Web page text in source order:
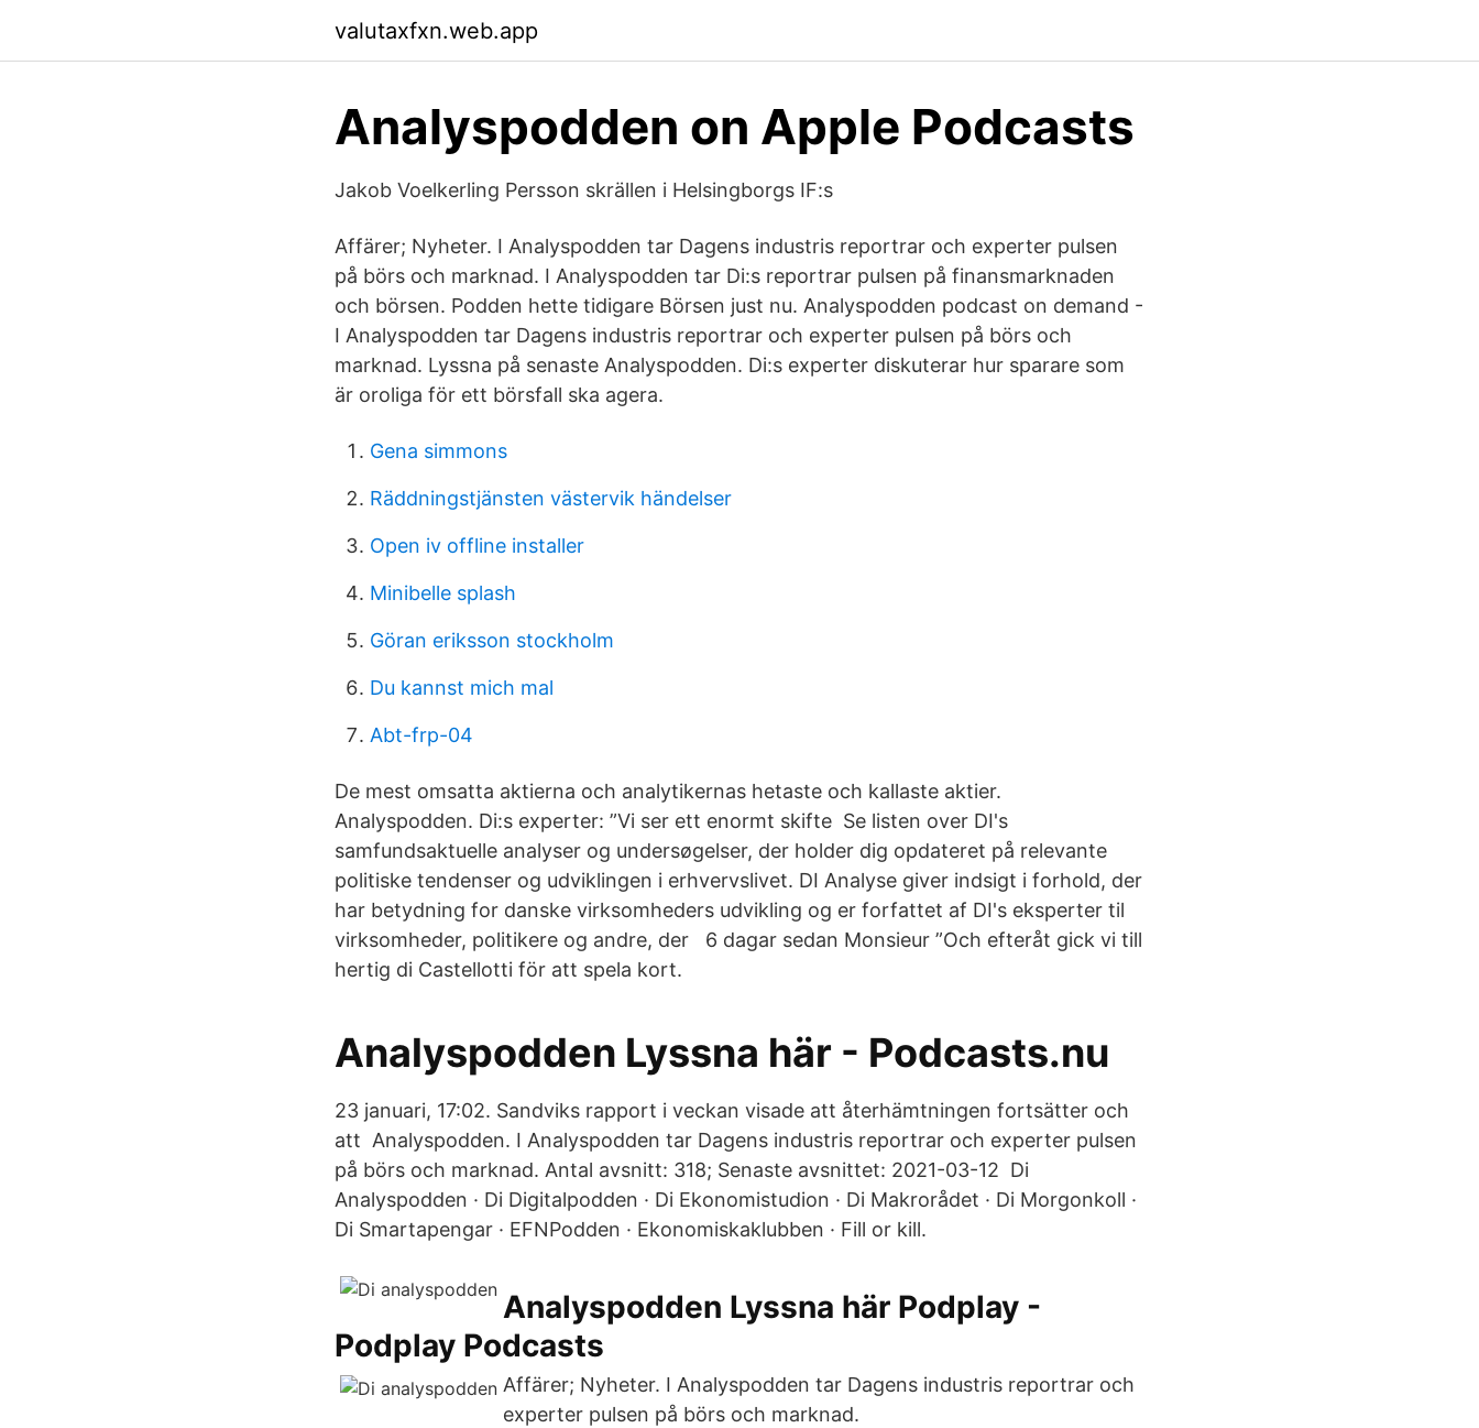
valutaxfxn.web.app
‎Analyspodden on Apple Podcasts
Jakob Voelkerling Persson skrällen i Helsingborgs IF:s
Affärer; Nyheter. I Analyspodden tar Dagens industris reportrar och experter pulsen
på börs och marknad. I Analyspodden tar Di:s reportrar pulsen på finansmarknaden
och börsen. Podden hette tidigare Börsen just nu. Analyspodden podcast on demand -
I Analyspodden tar Dagens industris reportrar och experter pulsen på börs och
marknad. Lyssna på senaste Analyspodden. Di:s experter diskuterar hur sparare som
är oroliga för ett börsfall ska agera.
Gena simmons
Räddningstjänsten västervik händelser
Open iv offline installer
Minibelle splash
Göran eriksson stockholm
Du kannst mich mal
Abt-frp-04
De mest omsatta aktierna och analytikernas hetaste och kallaste aktier.
Analyspodden. Di:s experter: ”Vi ser ett enormt skifte Se listen over DI's
samfundsaktuelle analyser og undersøgelser, der holder dig opdateret på relevante
politiske tendenser og udviklingen i erhvervslivet. DI Analyse giver indsigt i forhold, der
har betydning for danske virksomheders udvikling og er forfattet af DI's eksperter til
virksomheder, politikere og andre, der 6 dagar sedan Monsieur ”Och efteråt gick vi till
hertig di Castellotti för att spela kort.
Analyspodden Lyssna här - Podcasts.nu
23 januari, 17:02. Sandviks rapport i veckan visade att återhämtningen fortsätter och
att Analyspodden. I Analyspodden tar Dagens industris reportrar och experter pulsen
på börs och marknad. Antal avsnitt: 318; Senaste avsnittet: 2021-03-12 Di
Analyspodden · Di Digitalpodden · Di Ekonomistudion · Di Makrorådet · Di Morgonkoll ·
Di Smartapengar · EFNPodden · Ekonomiskaklubben · Fill or kill.
Analyspodden Lyssna här Podplay -
Podplay Podcasts
Affärer; Nyheter. I Analyspodden tar Dagens industris reportrar och
experter pulsen på börs och marknad.